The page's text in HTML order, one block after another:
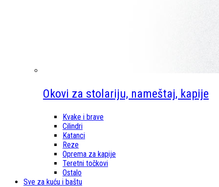
Okovi za stolariju, nameštaj, kapije
Kvake i brave
Cilindri
Katanci
Reze
Oprema za kapije
Teretni točkovi
Ostalo
Sve za kuću i baštu